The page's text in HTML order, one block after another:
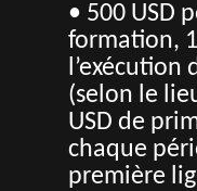
• 500 USD
formation,
l’exécution
(selon le
USD de
chaque
première